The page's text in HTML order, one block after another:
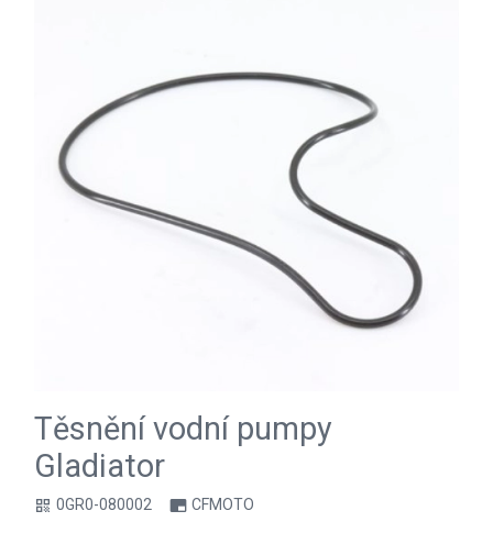
Těsnění vodní pumpy
Gladiator
qr_code 0GR0-080002 branding_watermark CFMOTO